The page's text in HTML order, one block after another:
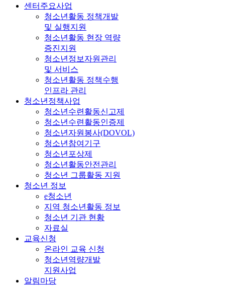
센터주요사업
청소년활동 정책개발
및 실행지원
청소년활동 현장 역량
증진지원
청소년정보자원관리
및 서비스
청소년활동 정책수행
인프라 관리
청소년정책사업
청소년수련활동신고제
청소년수련활동인증제
청소년자원봉사(DOVOL)
청소년참여기구
청소년포상제
청소년활동안전관리
청소년 그룹활동 지원
청소년 정보
e청소년
지역 청소년활동 정보
청소년 기관 현황
자료실
교육신청
온라인 교육 신청
청소년역량개발
지원사업
알림마당